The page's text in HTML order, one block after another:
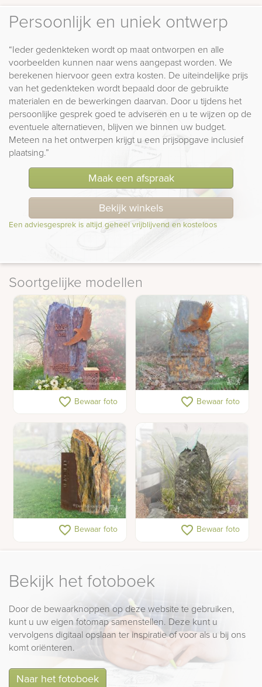
Persoonlijk en uniek ontwerp
“Ieder gedenkteken wordt op maat ontworpen en alle
voorbeelden kunnen naar wens aangepast worden. We
berekenen hiervoor geen extra kosten. De uiteindelijke prijs
van het gedenkteken wordt bepaald door de gebruikte
materialen en de bewerkingen daarvan. Door u tijdens het
persoonlijke gesprek goed te adviseren en u te wijzen op de
eventuele alternatieven, blijven we binnen uw budget.
Meteen na het ontwerpen krijgt u een prijsopgave inclusief
plaatsing.”
Maak een afspraak
Bekijk winkels
Een adviesgesprek is altijd geheel vrijblijvend en kosteloos
Soortgelijke modellen
Adelaar van cortenstaal
op ruwe grafsteen
favorite_border Bewaar foto
Ruwe grafsteen met
vogel van cortenstaal
favorite_border Bewaar foto
Gedenkteken met
cortenstaalfavorite_border Bewaar foto Grafsteen natuur
favorite_border Bewaar foto
Bekijk het fotoboek
Door de bewaarknoppen op deze website te gebruiken,
kunt u uw eigen fotomap samenstellen. Deze kunt u
vervolgens digitaal opslaan ter inspiratie of voor als u bij ons
komt oriënteren.
Naar het fotoboek